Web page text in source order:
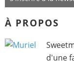
À PROPOS
d'une